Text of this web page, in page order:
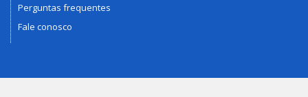
Perguntas frequentes
Fale conosco